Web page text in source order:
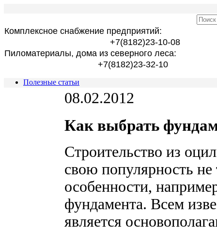
Комплексное снабжение предприятий:
+7(8182)23-10-08
Пиломатериалы, дома из северного леса:
+7(8182)23-32-10
Полезные статьи
08.02.2012
Как выбрать
Строительство из
свою популярность
особенности,
фундамента. Всем
является